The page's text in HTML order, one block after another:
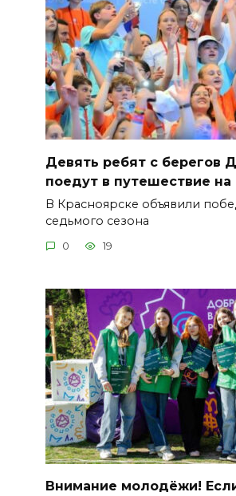
Девять ребят с берегов
поедут в путешествие на
В Красноярске объявили
седьмого сезона
0 19
Внимание молодёжи!